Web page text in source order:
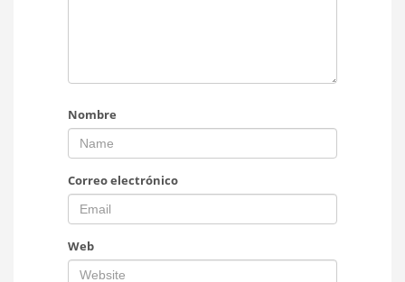
Nombre
Correo electrónico
Web